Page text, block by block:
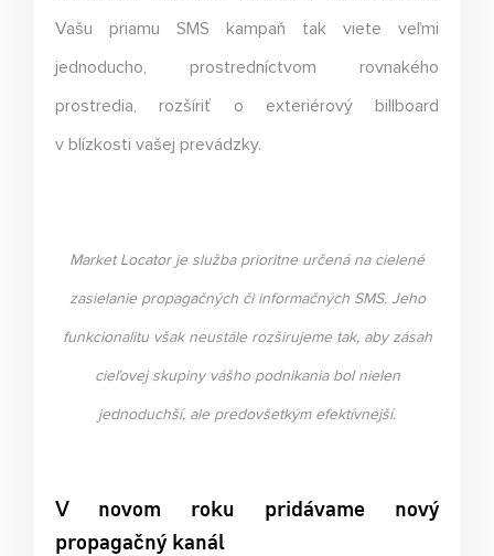
Vašu priamu SMS kampaň tak viete veľmi
jednoducho, prostredníctvom rovnakého
prostredia, rozšíriť o exteriérový billboard
v blízkosti vašej prevádzky.
Market Locator je služba prioritne určená na cielené
zasielanie propagačných či informačných SMS. Jeho
funkcionalitu však neustále rozširujeme tak, aby zásah
cieľovej skupiny vášho podnikania bol nielen
jednoduchší, ale predovšetkým efektívnejší.
V novom roku pridávame nový
propagačný kanál